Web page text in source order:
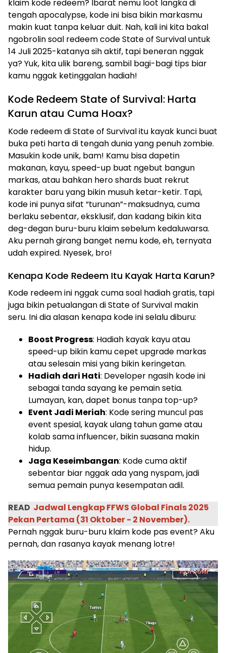
klaim kode redeem? Ibarat nemu loot langka di
tengah apocalypse, kode ini bisa bikin markasmu
makin kuat tanpa keluar duit. Nah, kali ini kita bakal
ngobrolin soal redeem code State of Survival untuk
14 Juli 2025-katanya sih aktif, tapi beneran nggak
ya? Yuk, kita ulik bareng, sambil bagi-bagi tips biar
kamu nggak ketinggalan hadiah!
Kode Redeem State of Survival: Harta
Karun atau Cuma Hoax?
Kode redeem di State of Survival itu kayak kunci buat
buka peti harta di tengah dunia yang penuh zombie.
Masukin kode unik, bam! Kamu bisa dapetin
makanan, kayu, speed-up buat ngebut bangun
markas, atau bahkan hero shards buat rekrut
karakter baru yang bikin musuh ketar-ketir. Tapi,
kode ini punya sifat “turunan”-maksudnya, cuma
berlaku sebentar, eksklusif, dan kadang bikin kita
deg-degan buru-buru klaim sebelum kedaluwarsa.
Aku pernah girang banget nemu kode, eh, ternyata
udah expired. Nyesek, bro!
Kenapa Kode Redeem Itu Kayak Harta Karun?
Kode redeem ini nggak cuma soal hadiah gratis, tapi
juga bikin petualangan di State of Survival makin
seru. Ini dia alasan kenapa kode ini selalu diburu:
Boost Progress: Hadiah kayak kayu atau
speed-up bikin kamu cepet upgrade markas
atau selesain misi yang bikin keringetan.
Hadiah dari Hati: Developer ngasih kode ini
sebagai tanda sayang ke pemain setia.
Lumayan, kan, dapet bonus tanpa top-up?
Event Jadi Meriah: Kode sering muncul pas
event spesial, kayak ulang tahun game atau
kolab sama influencer, bikin suasana makin
hidup.
Jaga Keseimbangan: Kode cuma aktif
sebentar biar nggak ada yang nyspam, jadi
semua pemain punya kesempatan adil.
READ Jadwal Lengkap FFWS Global Finals 2025
Pekan Pertama (31 Oktober - 2 November).
Pernah nggak buru-buru klaim kode pas event? Aku
pernah, dan rasanya kayak menang lotre!